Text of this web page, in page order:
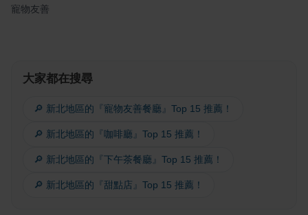
寵物友善
大家都在搜尋
🔎 新北地區的『寵物友善餐廳』Top 15 推薦！
🔎 新北地區的『咖啡廳』Top 15 推薦！
🔎 新北地區的『下午茶餐廳』Top 15 推薦！
🔎 新北地區的『甜點店』Top 15 推薦！